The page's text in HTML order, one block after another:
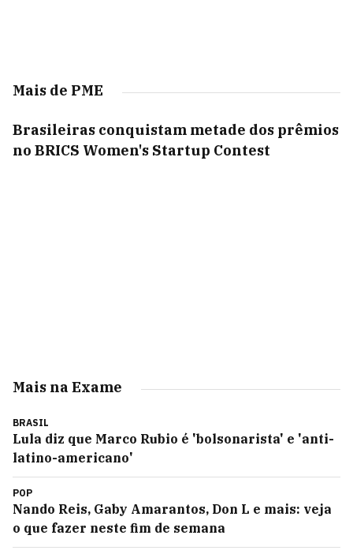
Mais de PME
Brasileiras conquistam metade dos prêmios
no BRICS Women's Startup Contest
Mais na Exame
BRASIL
Lula diz que Marco Rubio é 'bolsonarista' e 'anti-
latino-americano'
POP
Nando Reis, Gaby Amarantos, Don L e mais: veja
o que fazer neste fim de semana